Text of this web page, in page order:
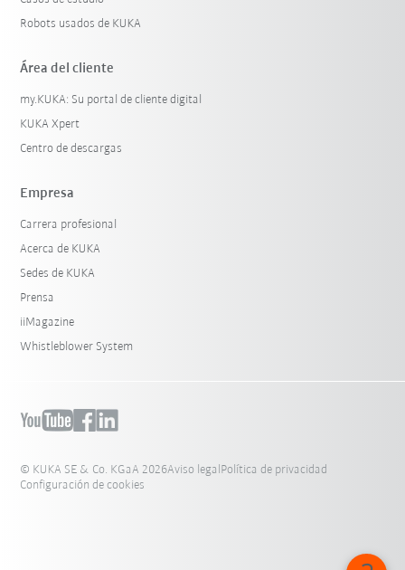
Robots usados de KUKA
Área del cliente
my.KUKA: Su portal de cliente digital
KUKA Xpert
Centro de descargas
Empresa
Carrera profesional
Acerca de KUKA
Sedes de KUKA
Prensa
iiMagazine
Whistleblower System
© KUKA SE & Co. KGaA 2026Aviso legal Política de privacidad
Configuración de cookies